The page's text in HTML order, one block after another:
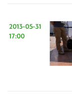
2013-05-31
17:00